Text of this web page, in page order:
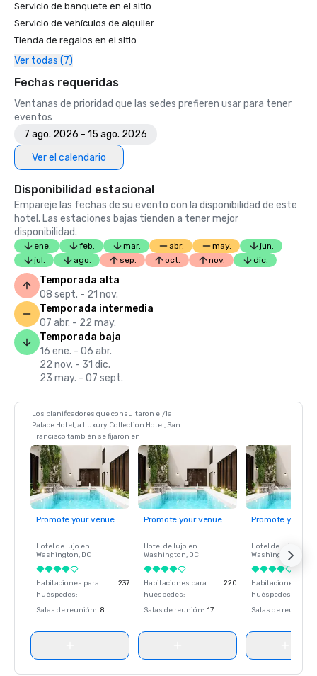
bodas LGBTQ+ en EE. UU. (listado principal)
• Insidehook: el mejor bar de hotel en San Francisco
• SF Travel: hoteles de lujo mejor valorados en SF
• Timeout: uno de los mejores hoteles de lujo de San
Francisco
2023
• El mejor hotel Condé Nast Traveller
• Revista de viajes y ocio: el mejor hotel de San Francisco
Servicio de banquete en el sitio
Servicio de vehículos de alquiler
Tienda de regalos en el sitio
Ver todas (7)
Fechas requeridas
Ventanas de prioridad que las sedes prefieren usar para tener
eventos
7 ago. 2026 - 15 ago. 2026
Ver el calendario
Disponibilidad estacional
Empareje las fechas de su evento con la disponibilidad de este
hotel. Las estaciones bajas tienden a tener mejor
disponibilidad.
ene. feb. mar. abr. may.
jun.
jul.
ago. sep. oct. nov. dic.
Temporada alta
08 sept. - 21 nov.
Temporada intermedia
07 abr. - 22 may.
Temporada baja
16 ene. - 06 abr.
22 nov. - 31 dic.
23 may. - 07 sept.
Los planificadores que consultaron el/la
Palace Hotel, a Luxury Collection Hotel, San
Francisco también se fijaron en
Promote your venue
Hotel de lujo en
Washington, DC
Habitaciones para
huéspedes:
237
Salas de reunión: 8
Promote your venue
Hotel de lujo en
Washington, DC
Habitaciones para
huéspedes:
220
Salas de reunión: 17
Promote your
Hotel de lujo en
Washington
Habitaciones para
huéspedes
Salas de reunión